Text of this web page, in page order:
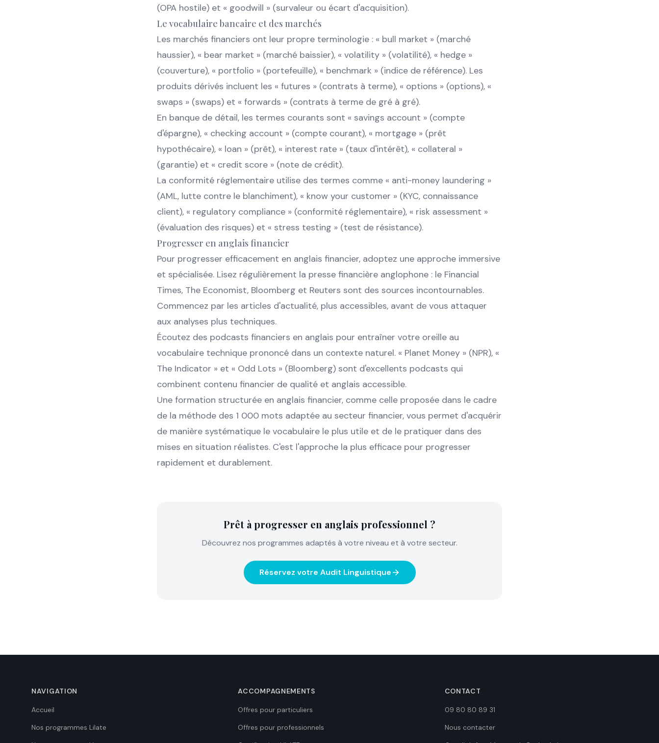
(OPA hostile) et « goodwill » (survaleur ou écart d'acquisition).
Le vocabulaire bancaire et des marchés
Les marchés financiers ont leur propre terminologie : « bull market » (marché
haussier), « bear market » (marché baissier), « volatility » (volatilité), « hedge »
(couverture), « portfolio » (portefeuille), « benchmark » (indice de référence). Les
produits dérivés incluent les « futures » (contrats à terme), « options » (options), «
swaps » (swaps) et « forwards » (contrats à terme de gré à gré).
En banque de détail, les termes courants sont « savings account » (compte
d'épargne), « checking account » (compte courant), « mortgage » (prêt
hypothécaire), « loan » (prêt), « interest rate » (taux d'intérêt), « collateral »
(garantie) et « credit score » (note de crédit).
La conformité réglementaire utilise des termes comme « anti-money laundering »
(AML, lutte contre le blanchiment), « know your customer » (KYC, connaissance
client), « regulatory compliance » (conformité réglementaire), « risk assessment »
(évaluation des risques) et « stress testing » (test de résistance).
Progresser en anglais financier
Pour progresser efficacement en anglais financier, adoptez une approche immersive
et spécialisée. Lisez régulièrement la presse financière anglophone : le Financial
Times, The Economist, Bloomberg et Reuters sont des sources incontournables.
Commencez par les articles d'actualité, plus accessibles, avant de vous attaquer
aux analyses plus techniques.
Écoutez des podcasts financiers en anglais pour entraîner votre oreille au
vocabulaire technique prononcé dans un contexte naturel. « Planet Money » (NPR), «
The Indicator » et « Odd Lots » (Bloomberg) sont d'excellents podcasts qui
combinent contenu financier de qualité et anglais accessible.
Une formation structurée en anglais financier, comme celle proposée dans le cadre
de la méthode des 1 000 mots adaptée au secteur financier, vous permet d'acquérir
de manière systématique le vocabulaire le plus utile et de le pratiquer dans des
mises en situation réalistes. C'est l'approche la plus efficace pour progresser
rapidement et durablement.
Prêt à progresser en anglais professionnel ?
Découvrez nos programmes adaptés à votre niveau et à votre secteur.
Réservez votre Audit Linguistique
NAVIGATION
Accueil
Nos programmes Lilate
ACCOMPAGNEMENTS
Offres pour particuliers
Offres pour professionnels
CONTACT
09 80 80 89 31
Nous contacter